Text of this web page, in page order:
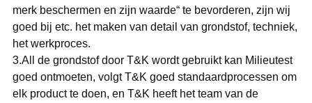
merk beschermen en zijn waarde“ te bevorderen, zijn wij
goed bij etc. het maken van detail van grondstof, techniek,
het werkproces.
3.All de grondstof door T&K wordt gebruikt kan Milieutest
goed ontmoeten, volgt T&K goed standaardprocessen om
elk product te doen, en T&K heeft het team van de